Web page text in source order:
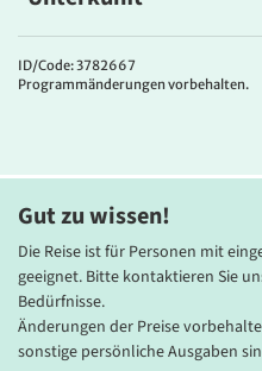
Ihre Unterkünfte
Während Ihrer Nepalreise
ausgewählten Boutique-
• 5x im Boutique Hotel Tibet
• 2x im Green Mansions Jungle
• 1x im Kloster von Hemja
Zimmer mit Bad/DU/WC)
• 3x im Hotel Bar Peepal in
ID/Code: 3782667
Programmänderungen vorbehalten.
Gut zu wissen!
Die Reise ist für Personen mit
geeignet. Bitte kontaktieren Sie
Bedürfnisse.
Änderungen der Preise
sonstige persönliche Ausgaben